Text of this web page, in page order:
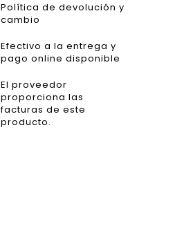
Política de devolución y
cambio
Efectivo a la entrega y
pago online disponible
El proveedor
proporciona las
facturas de este
producto.